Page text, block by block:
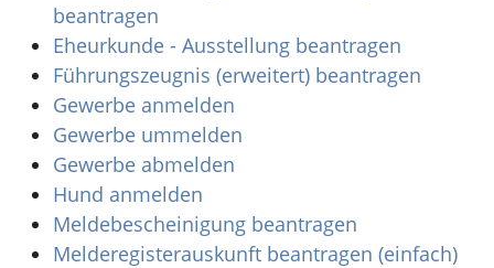
beantragen
Eheurkunde - Ausstellung beantragen
Führungszeugnis (erweitert) beantragen
Gewerbe anmelden
Gewerbe ummelden
Gewerbe abmelden
Hund anmelden
Meldebescheinigung beantragen
Melderegisterauskunft beantragen (einfach)